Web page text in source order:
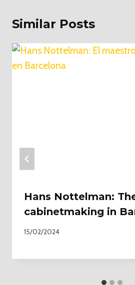
Similar Posts
Hans Nottelman:
cabinetmaking in
15/02/2024